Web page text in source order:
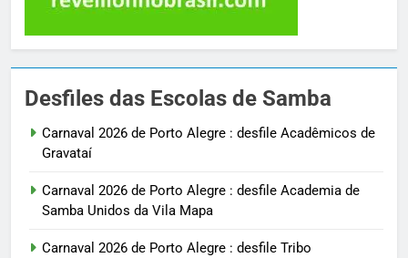
Desfiles das Escolas de Samba
Carnaval 2026 de Porto Alegre : desfile Acadêmicos de
Gravataí
Carnaval 2026 de Porto Alegre : desfile Academia de
Samba Unidos da Vila Mapa
Carnaval 2026 de Porto Alegre : desfile Tribo